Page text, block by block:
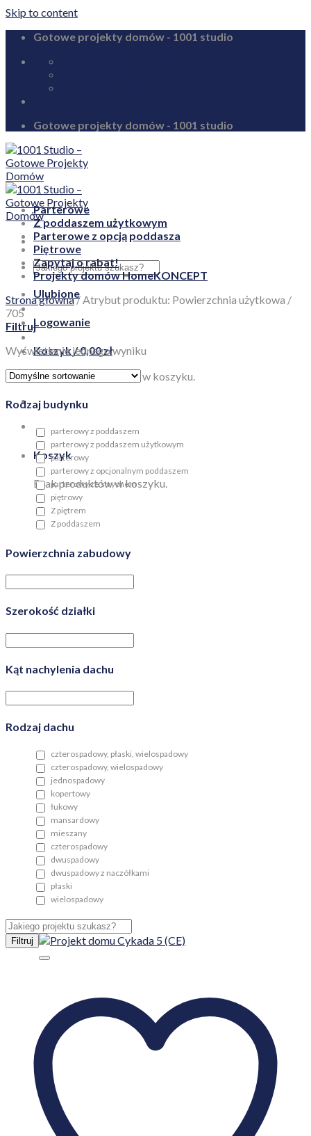
Skip to content
Gotowe projekty domów - 1001 studio
Gotowe projekty domów - 1001 studio
Ulubione
Logowanie
Koszyk /0,00zł
Brak produktów w koszyku.
Koszyk
Brak produktów w koszyku.
Parterowe
Z poddaszem użytkowym
Parterowe z opcją poddasza
Piętrowe
Zapytaj o rabat!
Projekty domów HomeKONCEPT
Strona główna/Atrybut produktu: Powierzchnia użytkowa /
705
Filtruj
Wyświetlanie jednego wyniku
Rodzaj budynku
parterowy z poddaszem
parterowy z poddaszem użytkowym
parterowy
parterowy z opcjonalnym poddaszem
parterowy ze strychem
piętrowy
Z piętrem
Z poddaszem
Powierzchnia zabudowy
Szerokość działki
Kąt nachylenia dachu
Rodzaj dachu
czterospadowy, płaski, wielospadowy
czterospadowy, wielospadowy
jednospadowy
kopertowy
łukowy
mansardowy
mieszany
czterospadowy
dwuspadowy
dwuspadowy z naczółkami
płaski
wielospadowy
Filtruj